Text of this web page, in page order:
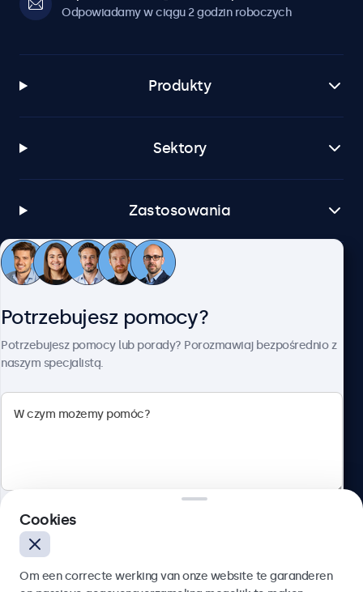
Odpowiadamy w ciągu 2 godzin roboczych
Produkty
Sektory
Zastosowania
Obsługa klienta
Polski
Potrzebujesz pomocy?
Potrzebujesz pomocy lub porady? Porozmawiaj bezpośrednio z
naszym specjalistą.
Wyślij
Cookies
Om een correcte werking van onze website te garanderen